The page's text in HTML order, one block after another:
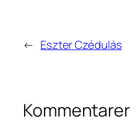
← Eszter Czédulás
Kommentarer